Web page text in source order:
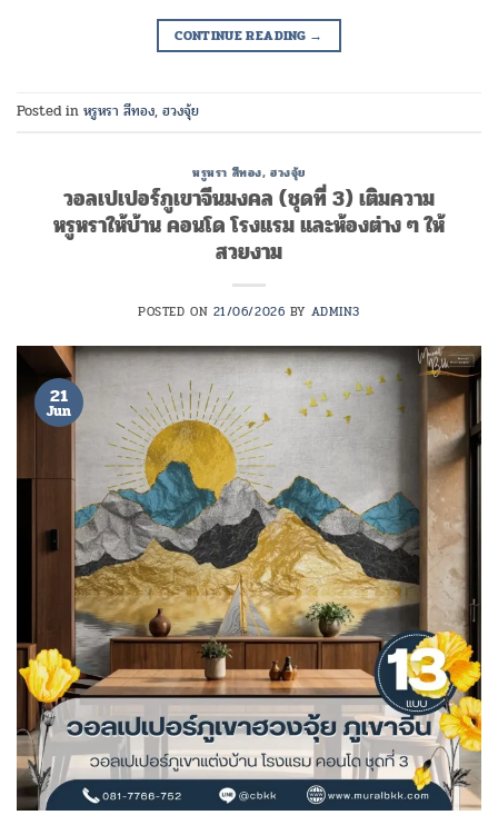
CONTINUE READING →
Posted in หรูหรา สีทอง, ฮวงจุ้ย
หรูหรา สีทอง, ฮวงจุ้ย
วอลเปเปอร์ภูเขาจีนมงคล (ชุดที่ 3) เติมความ
หรูหราให้บ้าน คอนโด โรงแรม และห้องต่าง ๆ ให้
สวยงาม
POSTED ON 21/06/2026 BY ADMIN3
21
Jun